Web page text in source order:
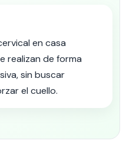
en casa
realizan de forma
sin buscar
el cuello.